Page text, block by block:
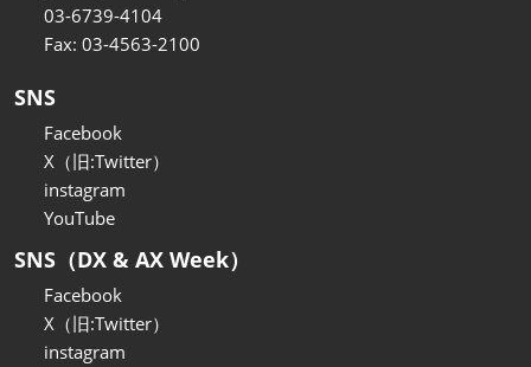
03-6739-4104
Fax: 03-4563-2100
SNS
Facebook
X（旧:Twitter）
instagram
YouTube
SNS（DX & AX Week）
Facebook
X（旧:Twitter）
instagram